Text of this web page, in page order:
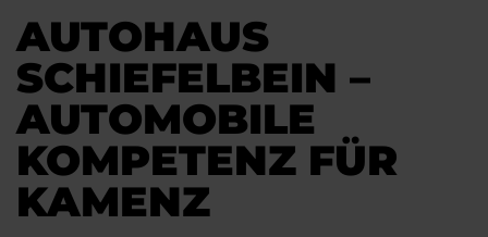
AUTOHAUS
SCHIEFELBEIN –
AUTOMOBILE
KOMPETENZ FÜR
KAMENZ